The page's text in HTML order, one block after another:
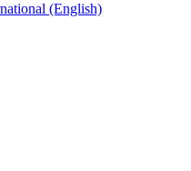
(English)